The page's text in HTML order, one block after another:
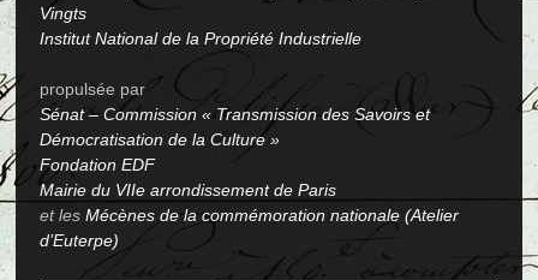
Vingts
Institut National de la Propriété Industrielle
propulsée par
Sénat – Commission « Transmission des Savoirs et
Démocratisation de la Culture »
Fondation EDF
Mairie du VIIe arrondissement de Paris
et lesMécènes de la commémoration nationale (Atelier
d’Euterpe)